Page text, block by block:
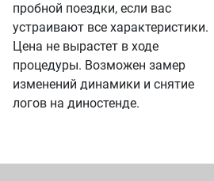
пробной поездки, если вас
устраивают все характеристики.
Цена не вырастет в ходе
процедуры. Возможен замер
изменений динамики и снятие
логов на диностенде.